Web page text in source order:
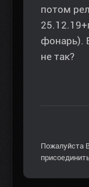
потом
фонарь).
не так?
Пожалуйста